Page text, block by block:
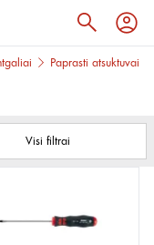
Paprasti atsuktuvai
Visi filtrai